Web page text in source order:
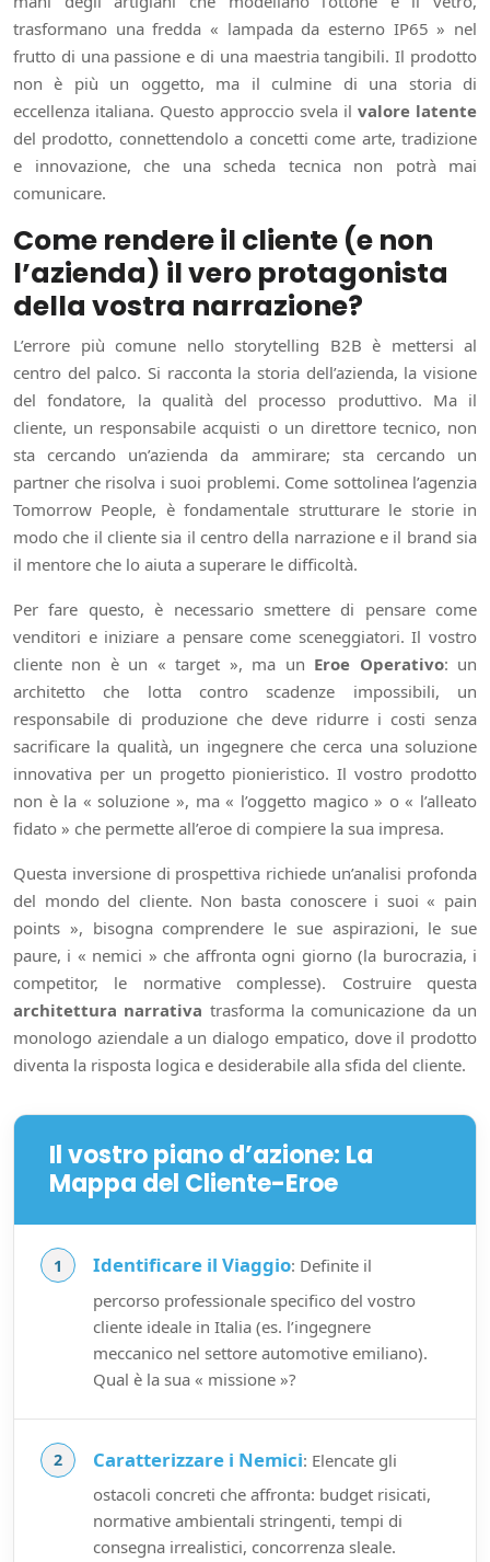
trasformano una fredda « lampada da esterno IP65 » nel
frutto di una passione e di una maestria tangibili. Il prodotto
non è più un oggetto, ma il culmine di una storia di
eccellenza italiana. Questo approccio svela il valore latente
del prodotto, connettendolo a concetti come arte, tradizione
e innovazione, che una scheda tecnica non potrà mai
comunicare.
Come rendere il cliente (e non
l’azienda) il vero protagonista
della vostra narrazione?
L’errore più comune nello storytelling B2B è mettersi al
centro del palco. Si racconta la storia dell’azienda, la visione
del fondatore, la qualità del processo produttivo. Ma il
cliente, un responsabile acquisti o un direttore tecnico, non
sta cercando un’azienda da ammirare; sta cercando un
partner che risolva i suoi problemi. Come sottolinea l’agenzia
Tomorrow People, è fondamentale strutturare le storie in
modo che il cliente sia il centro della narrazione e il brand sia
il mentore che lo aiuta a superare le difficoltà.
Per fare questo, è necessario smettere di pensare come
venditori e iniziare a pensare come sceneggiatori. Il vostro
cliente non è un « target », ma un Eroe Operativo: un
architetto che lotta contro scadenze impossibili, un
responsabile di produzione che deve ridurre i costi senza
sacrificare la qualità, un ingegnere che cerca una soluzione
innovativa per un progetto pionieristico. Il vostro prodotto
non è la « soluzione », ma « l’oggetto magico » o « l’alleato
fidato » che permette all’eroe di compiere la sua impresa.
Questa inversione di prospettiva richiede un’analisi profonda
del mondo del cliente. Non basta conoscere i suoi « pain
points », bisogna comprendere le sue aspirazioni, le sue
paure, i « nemici » che affronta ogni giorno (la burocrazia, i
competitor, le normative complesse). Costruire questa
architettura narrativa trasforma la comunicazione da un
monologo aziendale a un dialogo empatico, dove il prodotto
diventa la risposta logica e desiderabile alla sfida del cliente.
Il vostro piano d’azione: La
Mappa del Cliente-Eroe
Identificare il Viaggio: Definite il
percorso professionale specifico del vostro
cliente ideale in Italia (es. l’ingegnere
meccanico nel settore automotive emiliano).
Qual è la sua « missione »?
Caratterizzare i Nemici: Elencate gli
ostacoli concreti che affronta: budget risicati,
normative ambientali stringenti, tempi di
consegna irrealistici, concorrenza sleale.